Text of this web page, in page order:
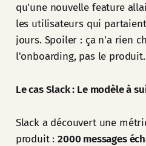
qu'une nouvelle feature
les utilisateurs qui
jours. Spoiler : ça n'a rien
l'onboarding, pas le produit.
Le cas Slack : Le modèle à
Slack a découvert une
produit :2000 messages